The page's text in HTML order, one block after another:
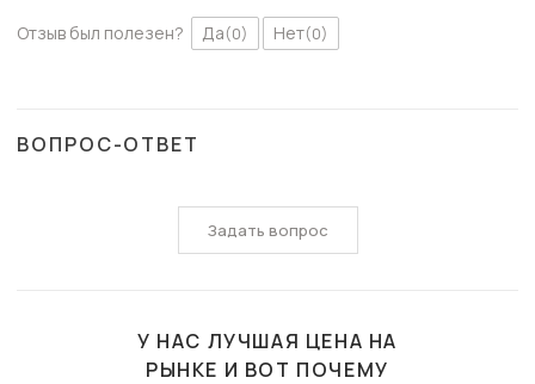
Отзыв был полезен? Да(0) Нет(0)
ВОПРОС-ОТВЕТ
Задать вопрос
У НАС ЛУЧШАЯ ЦЕНА НА
РЫНКЕ И ВОТ ПОЧЕМУ